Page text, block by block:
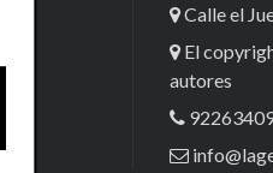
Calle el
El
autores